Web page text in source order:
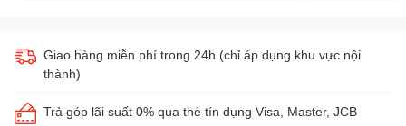
Giao hàng miễn phí trong 24h (chỉ áp dụng khu vực nội
thành)
Trả góp lãi suất 0% qua thẻ tín dụng Visa, Master, JCB